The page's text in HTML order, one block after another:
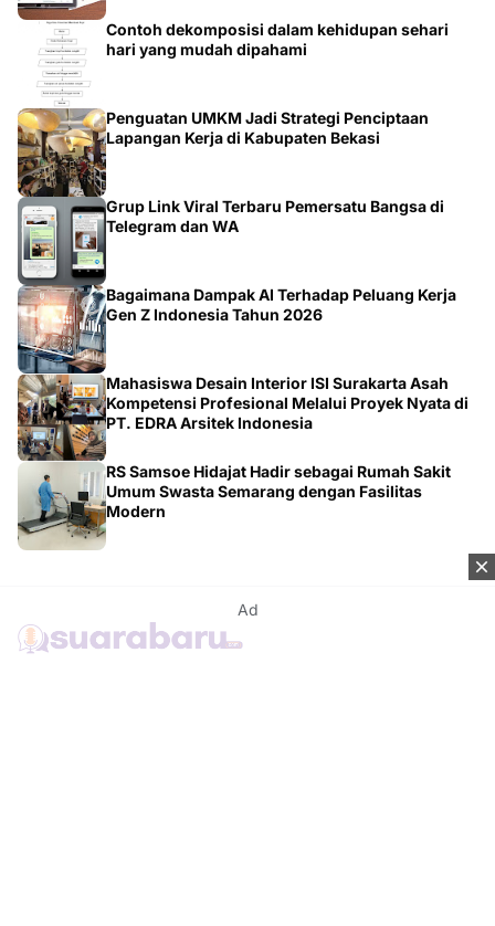
Contoh dekomposisi dalam kehidupan sehari
hari yang mudah dipahami
Penguatan UMKM Jadi Strategi Penciptaan
Lapangan Kerja di Kabupaten Bekasi
Grup Link Viral Terbaru Pemersatu Bangsa di
Telegram dan WA
Bagaimana Dampak AI Terhadap Peluang Kerja
Gen Z Indonesia Tahun 2026
Mahasiswa Desain Interior ISI Surakarta Asah
Kompetensi Profesional Melalui Proyek Nyata di
PT. EDRA Arsitek Indonesia
RS Samsoe Hidajat Hadir sebagai Rumah Sakit
Umum Swasta Semarang dengan Fasilitas
Modern
Ad